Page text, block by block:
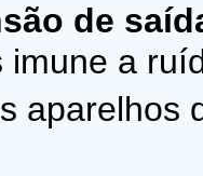
de
imune a
aparelhos